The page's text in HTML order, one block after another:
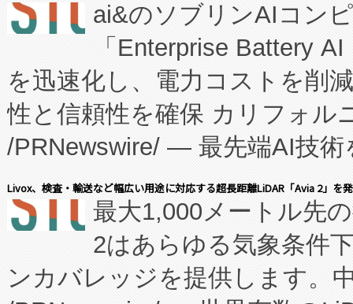
manufacturing™ (FCCM™) プ
たNeXは、バイオ医薬品製造
従来のフェッドバッチ施設の
に、患者やサプライチェーン
キー方式で拡張性が高く、持
す。FCCM‑を活用した現地生
患者にとっての費用負担を大
のアクセスを大幅に拡大する
Fully-Connected Continuous
ai&のソブリンAIコン
「Enterprise Battery
を迅速化し、電力コストを削
性と信頼性を確保 カリフォル
/PRNewswire/ — 最先端AI技術
会社エーアイ・アンド：本社
President原信平）と、エンタ
ードするVoltaiqは、日本にあ
ーエネルギー貯蔵システム（
Livox、検査・輸送など幅広い用途に対応する超長距離LiDAR「Avia 2」を
最大1,000メートル先
2はあらゆる気象条件
ンカバレッジを提供します。